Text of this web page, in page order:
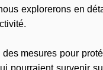
explorerons en
mesures pour
pourraient survenir